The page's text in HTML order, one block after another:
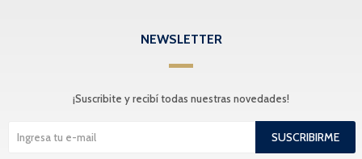
NEWSLETTER
¡Suscribite y recibí todas nuestras novedades!
SUSCRIBIRME